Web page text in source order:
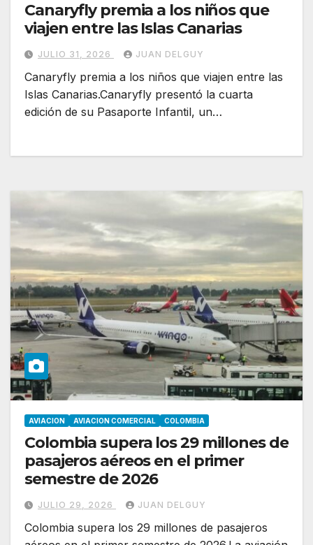
Canaryfly premia a los niños que
viajen entre las Islas Canarias
JULIO 31, 2026 JUAN DELGUY
Canaryfly premia a los niños que viajen entre las
Islas Canarias.Canaryfly presentó la cuarta
edición de su Pasaporte Infantil, un…
AVIACION AVIACION COMERCIAL COLOMBIA
Colombia supera los 29 millones de
pasajeros aéreos en el primer
semestre de 2026
JULIO 29, 2026 JUAN DELGUY
Colombia supera los 29 millones de pasajeros